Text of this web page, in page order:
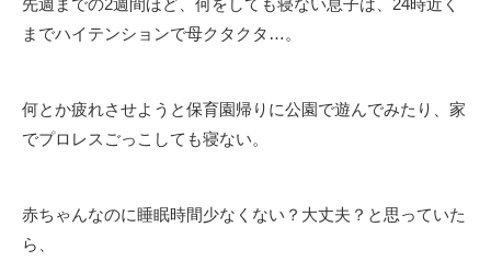
までハイテンションで母クタクタ…。
何とか疲れさせようと保育園帰りに公園で遊んでみたり、家
でプロレスごっこしても寝ない。
赤ちゃんなのに睡眠時間少なくない？大丈夫？と思っていた
ら、